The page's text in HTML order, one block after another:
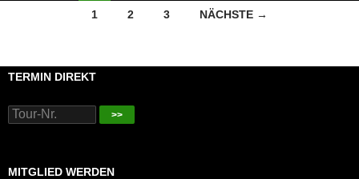
Beitragsnavigation
1 2 3 NÄCHSTE →
TERMIN DIREKT
>>
MITGLIED WERDEN